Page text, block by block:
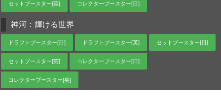
セットブースター[英] コレクターブースター[日]
神河：輝ける世界
ドラフトブースター[日] ドラフトブースター[英] セットブースター[日]
セットブースター[英] コレクターブースター[日]
コレクターブースター[英]